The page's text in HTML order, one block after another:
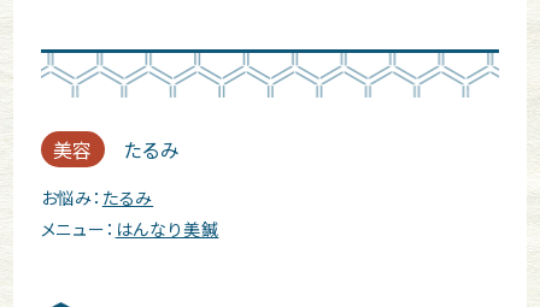
美容 たるみ
お悩み： たるみ
メニュー： はんなり美鍼